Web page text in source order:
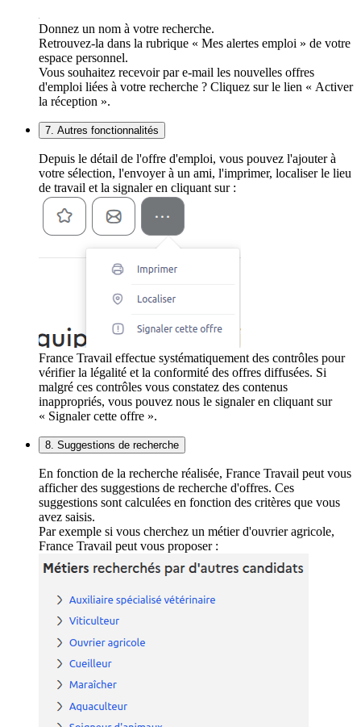
Donnez un nom à votre recherche.
Retrouvez-la dans la rubrique « Mes alertes emploi » de votre
espace personnel.
Vous souhaitez recevoir par e-mail les nouvelles offres
d'emploi liées à votre recherche ? Cliquez sur le lien « Activer
la réception ».
7. Autres fonctionnalités
Depuis le détail de l'offre d'emploi, vous pouvez l'ajouter à
votre sélection, l'envoyer à un ami, l'imprimer, localiser le lieu
de travail et la signaler en cliquant sur :
France Travail effectue systématiquement des contrôles pour
vérifier la légalité et la conformité des offres diffusées. Si
malgré ces contrôles vous constatez des contenus
inappropriés, vous pouvez nous le signaler en cliquant sur
« Signaler cette offre ».
8. Suggestions de recherche
En fonction de la recherche réalisée, France Travail peut vous
afficher des suggestions de recherche d'offres. Ces
suggestions sont calculées en fonction des critères que vous
avez saisis.
Par exemple si vous cherchez un métier d'ouvrier agricole,
France Travail peut vous proposer :